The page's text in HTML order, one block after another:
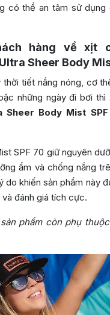
có thể an tâm sử dụng
hàng về xịt
Sheer Body
tiết nắng nóng, cơ
những ngày đi bơi thì
Sheer Body Mist
SPF 70 giữ nguyên
ẩm và chống nắng
do khiến sản phẩm này
đánh giá tích cực.
phẩm còn phụ